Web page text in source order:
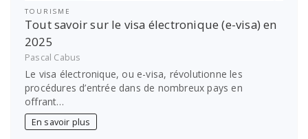
TOURISME
Tout savoir sur le visa électronique (e-visa) en
2025
Pascal Cabus
Le visa électronique, ou e-visa, révolutionne les
procédures d’entrée dans de nombreux pays en
offrant…
En savoir plus